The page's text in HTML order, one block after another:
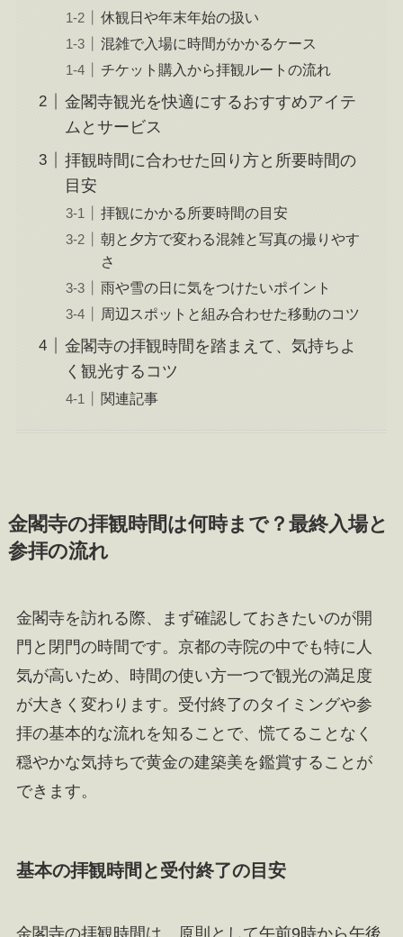
休観日や年末年始の扱い
混雑で入場に時間がかかるケース
チケット購入から拝観ルートの流れ
金閣寺観光を快適にするおすすめアイテ
ムとサービス
拝観時間に合わせた回り方と所要時間の
目安
拝観にかかる所要時間の目安
朝と夕方で変わる混雑と写真の撮りやす
さ
雨や雪の日に気をつけたいポイント
周辺スポットと組み合わせた移動のコツ
金閣寺の拝観時間を踏まえて、気持ちよ
く観光するコツ
関連記事
金閣寺の拝観時間は何時まで？最終入場と
参拝の流れ
金閣寺を訪れる際、まず確認しておきたいのが開
門と閉門の時間です。京都の寺院の中でも特に人
気が高いため、時間の使い方一つで観光の満足度
が大きく変わります。受付終了のタイミングや参
拝の基本的な流れを知ることで、慌てることなく
穏やかな気持ちで黄金の建築美を鑑賞することが
できます。
基本の拝観時間と受付終了の目安
金閣寺の拝観時間は、原則として午前9時から午後